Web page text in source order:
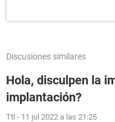
Discusiones similares
Hola, disculpen la
implantación?
Ttl - 11 jul 2022 a las 21:25